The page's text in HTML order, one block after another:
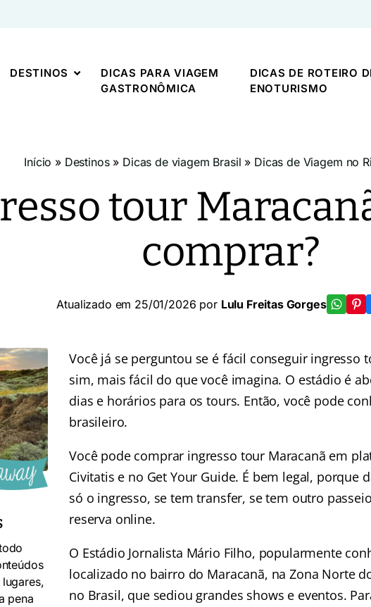
DESTINOS
DICAS PARA VIAGEM
GASTRONÔMICA
DICAS DE ROTEIRO
ENOTURISMO
Início » Destinos» Dicas de viagem Brasil » Dicas de Viagem no
tour
comprar?
Atualizado em 25/01/2026 por Lulu Freitas Gorges
Você já se perguntou se é fácil conseguir ingresso
sim, mais fácil do que você imagina. O estádio é
dias e horários para os tours. Então, você pode
brasileiro.
Você pode comprar ingresso tour Maracanã em
Civitatis e no Get Your Guide. É bem legal, porque
só o ingresso, se tem transfer, se tem outro
reserva online.
O Estádio Jornalista Mário Filho, popularmente
localizado no bairro do Maracanã, na Zona Norte
no Brasil, que sediou grandes shows e eventos.
pena